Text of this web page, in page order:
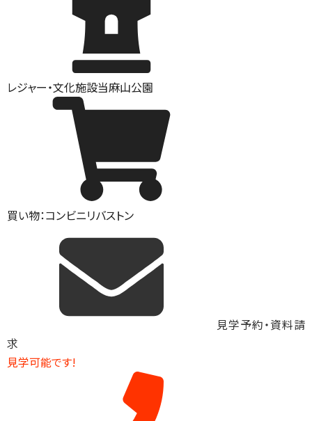
レジャー・文化施設当麻山公園
買い物：コンビニリバストン
見学予約・資料請
求
見学可能です!